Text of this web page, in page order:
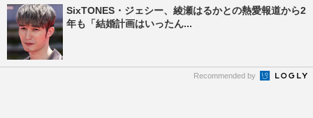
SixTONES・ジェシー、綾瀬はるかとの熱愛報道から2
年も「結婚計画はいったん...
Recommended by